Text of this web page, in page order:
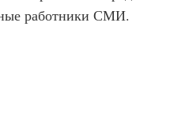
работники СМИ.